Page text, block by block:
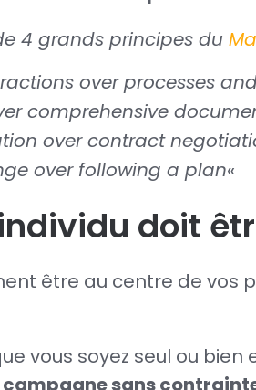
4 grands principes du
over processes
comprehensive
over contract
over following a plan«
doit
être au centre de
vous soyez seul ou
sans